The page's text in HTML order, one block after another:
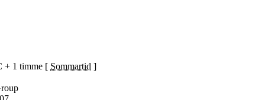
+ 1 timme [ Sommartid ]